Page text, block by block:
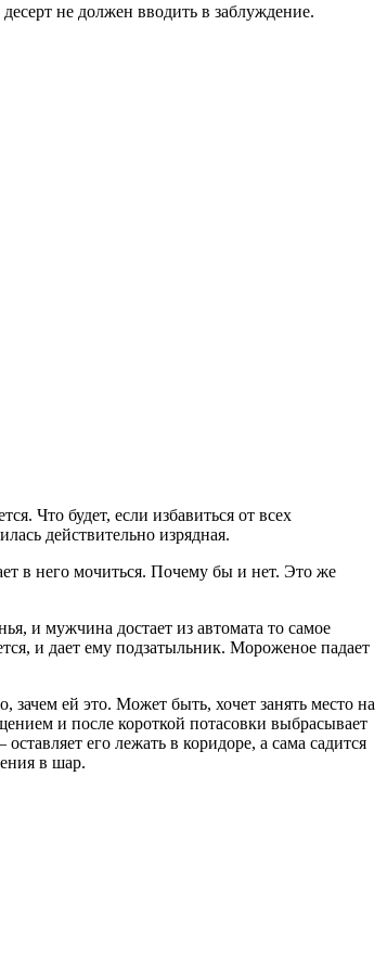
не должен вводить в заблуждение.
Что будет, если избавиться от всех
действительно изрядная.
в него мочиться. Почему бы и нет. Это же
и мужчина достает из автомата то самое
и дает ему подзатыльник. Мороженое падает
ей это. Может быть, хочет занять место на
и после короткой потасовки выбрасывает
его лежать в коридоре, а сама садится
в шар.